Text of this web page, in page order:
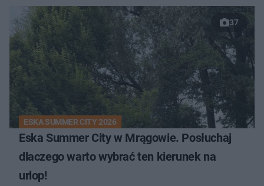
37
ESKA SUMMER CITY 2026
Eska Summer City w Mrągowie. Posłuchaj
dlaczego warto wybrać ten kierunek na
urlop!